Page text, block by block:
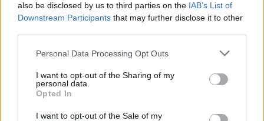
also be disclosed by us to third parties on the IAB’s List of
Downstream Participants that may further disclose it to other
Personal Data Processing Opt Outs
I want to opt-out of the Sharing of my
personal data.
Opted In
I want to opt-out of the Sale of my
Η συμφωνία Arval-Athlon αναδιαμορφώνει την αγορά leasing
VW: Η δύσκολη εξίσωση της
18η συνεχόμενη χρονιά για τον
FTSE4Good